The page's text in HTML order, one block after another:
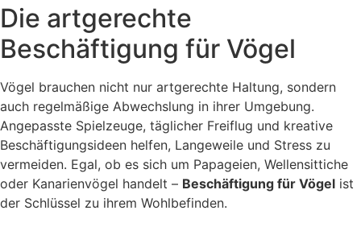
Die artgerechte
Beschäftigung für Vögel
Vögel brauchen nicht nur artgerechte Haltung, sondern
auch regelmäßige Abwechslung in ihrer Umgebung.
Angepasste Spielzeuge, täglicher Freiflug und kreative
Beschäftigungsideen helfen, Langeweile und Stress zu
vermeiden. Egal, ob es sich um Papageien, Wellensittiche
oder Kanarienvögel handelt – Beschäftigung für Vögel ist
der Schlüssel zu ihrem Wohlbefinden.